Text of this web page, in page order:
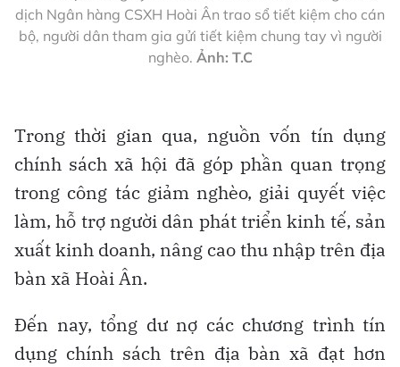
dịch Ngân hàng CSXH Hoài Ân trao sổ tiết kiệm cho cán
bộ, người dân tham gia gửi tiết kiệm chung tay vì người
nghèo. Ảnh: T.C
Trong thời gian qua, nguồn vốn tín dụng
chính sách xã hội đã góp phần quan trọng
trong công tác giảm nghèo, giải quyết việc
làm, hỗ trợ người dân phát triển kinh tế, sản
xuất kinh doanh, nâng cao thu nhập trên địa
bàn xã Hoài Ân.
Đến nay, tổng dư nợ các chương trình tín
dụng chính sách trên địa bàn xã đạt hơn